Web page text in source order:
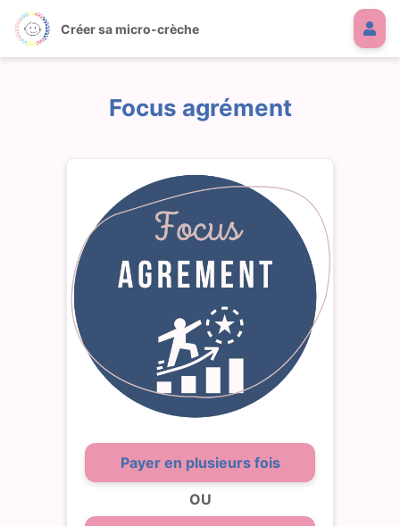
Créer sa micro-crèche
Focus agrément
Payer en plusieurs fois
OU